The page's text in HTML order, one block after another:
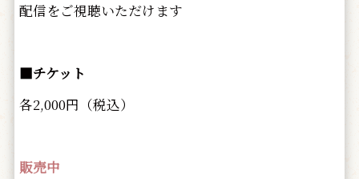
配信をご視聴いただけます
■チケット
各2,000円（税込）
販売中